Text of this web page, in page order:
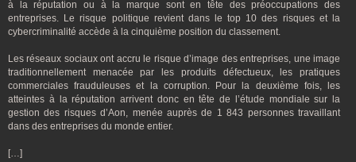
à la réputation ou à la marque sont en tête des préoccupations des
entreprises. Le risque politique revient dans le top 10 des risques et la
cybercriminalité accède à la cinquième position du classement.
Les réseaux sociaux ont accru le risque d’image des entreprises, une image
traditionnellement menacée par les produits défectueux, les pratiques
commerciales frauduleuses et la corruption. Pour la deuxième fois, les
atteintes à la réputation arrivent donc en tête de l’étude mondiale sur la
gestion des risques d’Aon, menée auprès de 1 843 personnes travaillant
dans des entreprises du monde entier.
[…]